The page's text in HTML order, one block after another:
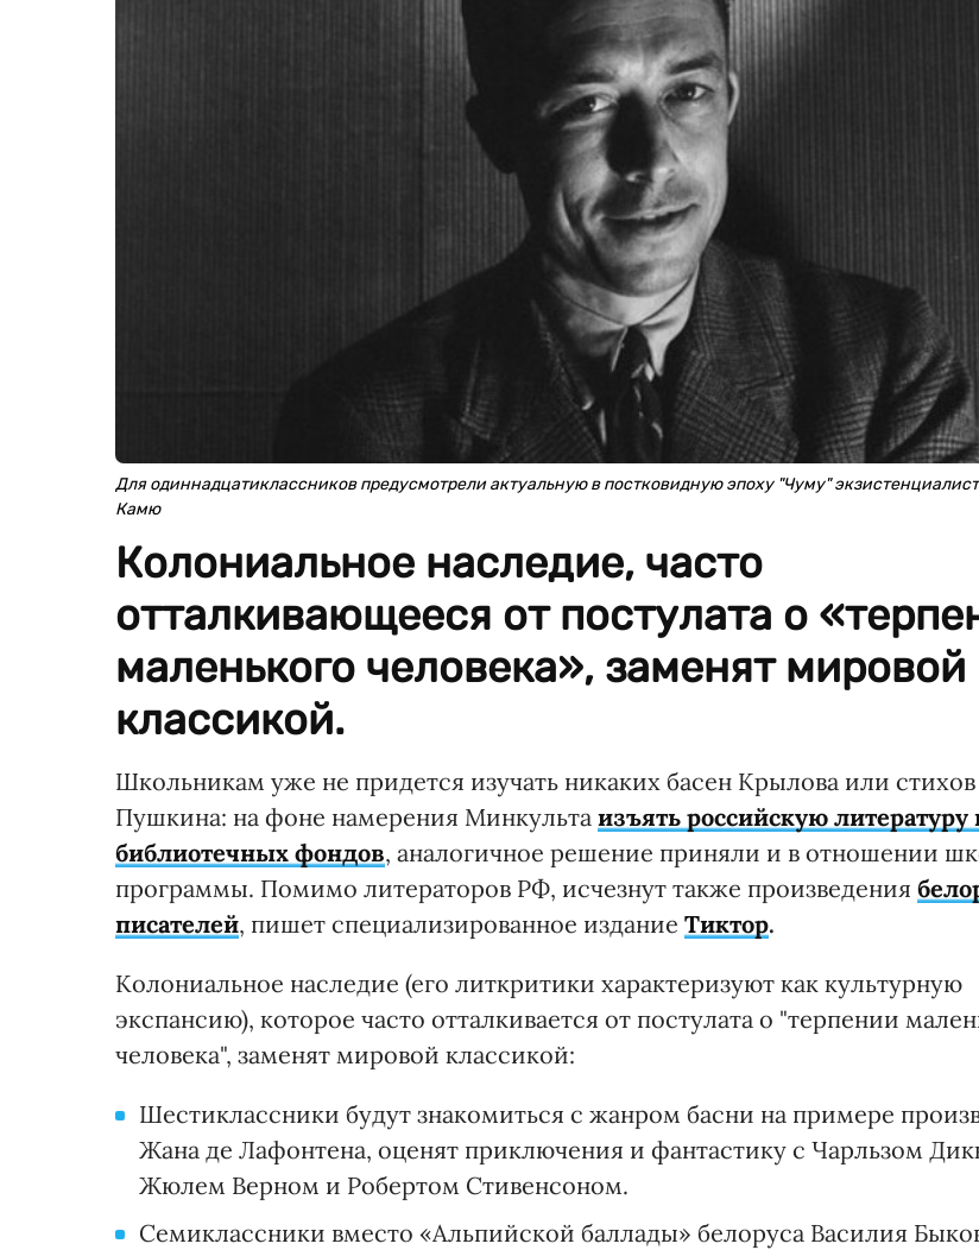
Для одиннадцатиклассников предусмотрели актуальную в постковидную эпоху "Чуму"
Камю
Колониальное наследие, часто
отталкивающееся от постулата о
маленького человека», заменят мировой
классикой.
Школьникам уже не придется изучать никаких басен Крылова или стихов
Пушкина: на фоне намерения Минкульта изъять российскую литературу
библиотечных фондов, аналогичное решение приняли и в отношении
программы. Помимо литераторов РФ, исчезнут также произведения
писателей, пишет специализированное издание Тиктор.
Колониальное наследие (его литкритики характеризуют как культурную
экспансию), которое часто отталкивается от постулата о "терпении
человека", заменят мировой классикой:
Шестиклассники будут знакомиться с жанром басни на примере
Жана де Лафонтена, оценят приключения и фантастику с Чарльзом
Жюлем Верном и Робертом Стивенсоном.
Семиклассники вместо «Альпийской баллады» белоруса Василия